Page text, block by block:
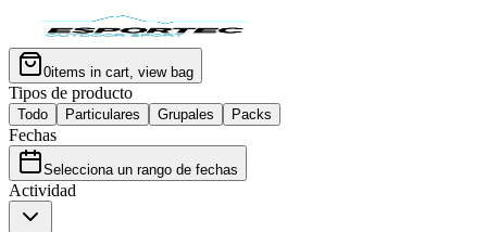
0items in cart, view bag
Tipos de producto
Todo Particulares Grupales Packs
Fechas
Selecciona un rango de fechas
Actividad